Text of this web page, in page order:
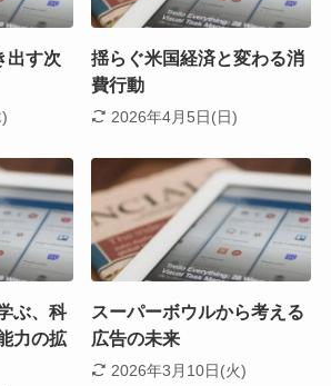
出す次
揺らぐ米国経済と変わる消
費行動
2026年4月5日(日)
ぶ、科
力の拡
スーパーボウルから考える
広告の未来
2026年3月10日(火)